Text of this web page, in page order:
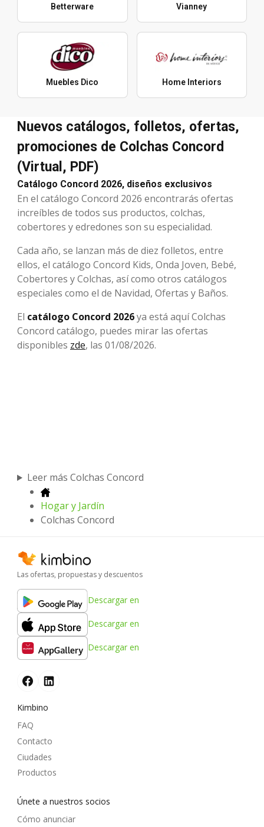
Betterware Vianney
Muebles Dico Home Interiors
Nuevos catálogos, folletos, ofertas,
promociones de Colchas Concord
(Virtual, PDF)
Catálogo Concord 2026, diseños exclusivos
En el catálogo Concord 2026 encontrarás ofertas
increíbles de todos sus productos, colchas,
cobertores y edredones son su especialidad.
Cada año, se lanzan más de diez folletos, entre
ellos, el catálogo Concord Kids, Onda Joven, Bebé,
Cobertores y Colchas, así como otros catálogos
especiales como el de Navidad, Ofertas y Baños.
El catálogo Concord 2026ya está aquí Colchas
Concord catálogo, puedes mirar las ofertas
disponibles zde, las 01/08/2026.
Leer más Colchas Concord
Hogar y Jardín
Colchas Concord
Las ofertas, propuestas y descuentos
Descargar en
Descargar en
Descargar en
Kimbino
FAQ
Contacto
Ciudades
Productos
Únete a nuestros socios
Cómo anunciar